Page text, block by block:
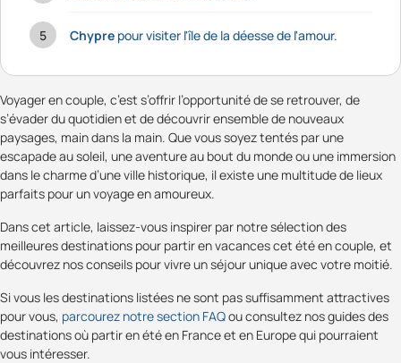
Chypre pour visiter l'île de la déesse de l'amour.
Voyager en couple, c’est s’offrir l’opportunité de se retrouver, de
s’évader du quotidien et de découvrir ensemble de nouveaux
paysages, main dans la main. Que vous soyez tentés par une
escapade au soleil, une aventure au bout du monde ou une immersion
dans le charme d’une ville historique, il existe une multitude de lieux
parfaits pour un voyage en amoureux.
Dans cet article, laissez-vous inspirer par notre sélection des
meilleures destinations pour partir en vacances cet été en couple, et
découvrez nos conseils pour vivre un séjour unique avec votre moitié.
Si vous les destinations listées ne sont pas suffisamment attractives
pour vous, parcourez notre section FAQou consultez nos guides des
destinations où partir en été en France et en Europe qui pourraient
vous intéresser.